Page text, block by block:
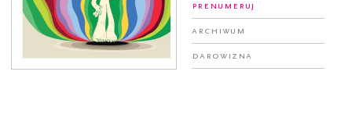
Prenumeruj
Archiwum
Darowizna